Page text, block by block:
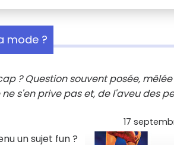
mode ?
? Question souvent posée,
s'en prive pas et, de l'aveu des
17
un sujet fun ?